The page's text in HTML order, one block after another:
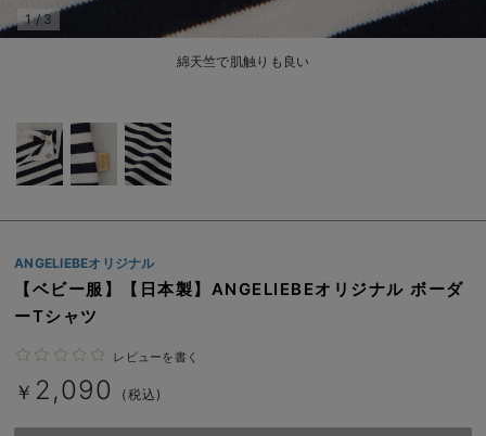
おむつ関連グッズ
快適機能ウェア特集 パジャマ
erbaviva（エルバビーバ）
ハレの日に着るANGELIEBEのセレモニー
買って正解！高評価レビューアイテム
親子コーデ｜ママとベビーにおすすめ！
便利な育児家電
Gift Selection 出産祝い
お部屋映えアイテム
綿天竺で肌触りも良い
1/3
ANGELIEBEオリジナル
【ベビー服】【日本製】ANGELIEBEオリジナル ボーダ
ーTシャツ
レビューを書く
￥ 2,090 (税込)